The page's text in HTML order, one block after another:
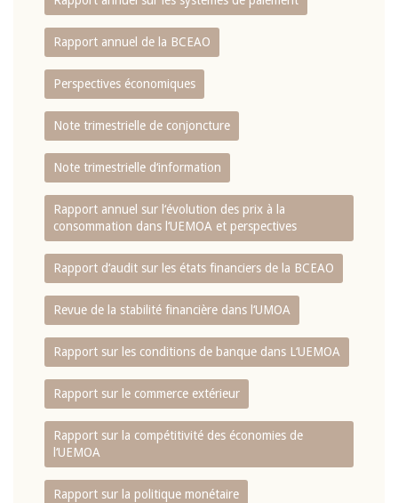
Rapport annuel de la BCEAO
Perspectives économiques
Note trimestrielle de conjoncture
Note trimestrielle d‘information
Rapport annuel sur l‘évolution des prix à la
consommation dans l‘UEMOA et perspectives
Rapport d‘audit sur les états financiers de la BCEAO
Revue de la stabilité financière dans l‘UMOA
Rapport sur les conditions de banque dans L‘UEMOA
Rapport sur le commerce extérieur
Rapport sur la compétitivité des économies de
l‘UEMOA
Rapport sur la politique monétaire